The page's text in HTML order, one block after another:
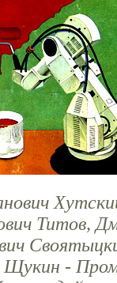
Титов,
Щукин -